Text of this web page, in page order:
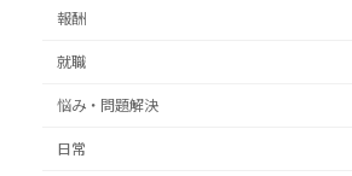
報酬
就職
悩み・問題解決
日常